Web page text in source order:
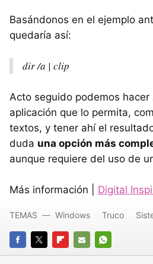
Basándonos en el ejemplo
quedaría así:
dir /a | clip
Acto seguido podemos hacer
aplicación que lo permita,
textos, y tener ahí el
duda una opción más
aunque requiere del uso de
Más información | Digital
FACEBOOK
TWITTERFLIPBOARD
E-
WHATSAPP
TEMAS Windows Truco